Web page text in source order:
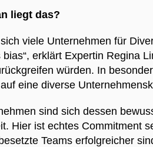
liegt das?
viele Unternehmen für
bias“, erklärt Expertin Regina
würden. In
eine diverse
sind sich dessen
Hier ist echtes Commitment
Teams erfolgreicher